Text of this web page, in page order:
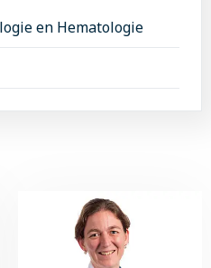
en Hematologie